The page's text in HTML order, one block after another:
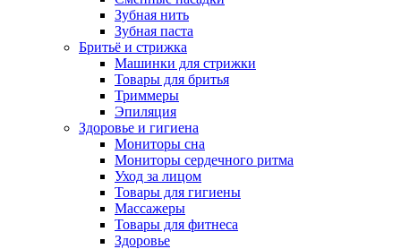
Зубная нить
Зубная паста
Бритьё и стрижка
Машинки для стрижки
Товары для бритья
Триммеры
Эпиляция
Здоровье и гигиена
Мониторы сна
Мониторы сердечного ритма
Уход за лицом
Товары для гигиены
Массажеры
Товары для фитнеса
Здоровье